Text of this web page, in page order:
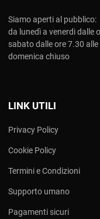
Siamo aperti al pubblico:
da lunedì a venerdi dalle
sabato dalle ore 7.30
domenica chiuso
LINK UTILI
Privacy Policy
Cookie Policy
Termini e Condizioni
Supporto umano
Pagamenti sicuri